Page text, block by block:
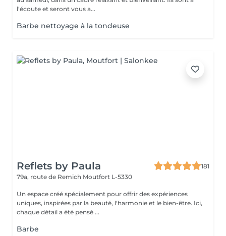
l'écoute et seront vous a...
Barbe nettoyage à la tondeuse
Reflets by Paula
181
79a, route de Remich Moutfort L-5330
Un espace créé spécialement pour offrir des expériences
uniques, inspirées par la beauté, l'harmonie et le bien-être. Ici,
chaque détail a été pensé ...
Barbe